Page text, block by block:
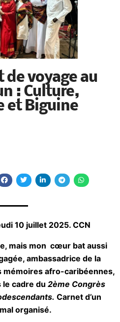
voyage au
: Culture,
et Biguine
10 juillet 2025. CCN
mais mon cœur bat aussi
ambassadrice de la
afro-
dans le cadre
des
beau voyage, hélas,